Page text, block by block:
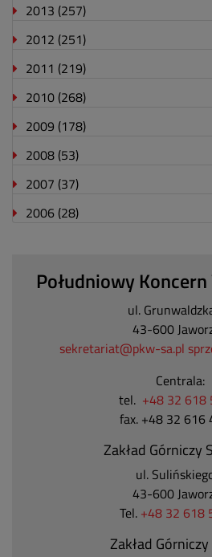
2013 (257)
2012 (251)
2011 (219)
2010 (268)
2009 (178)
2008 (53)
2007 (37)
2006 (28)
Południowy
ul.
43-600
sekretariat@pkw-sa.pl
Centrala:
tel. +48 32 618
fax. +48 32 616
Zakład Górniczy
ul.
43-600
Tel. +48 32 618
Zakład